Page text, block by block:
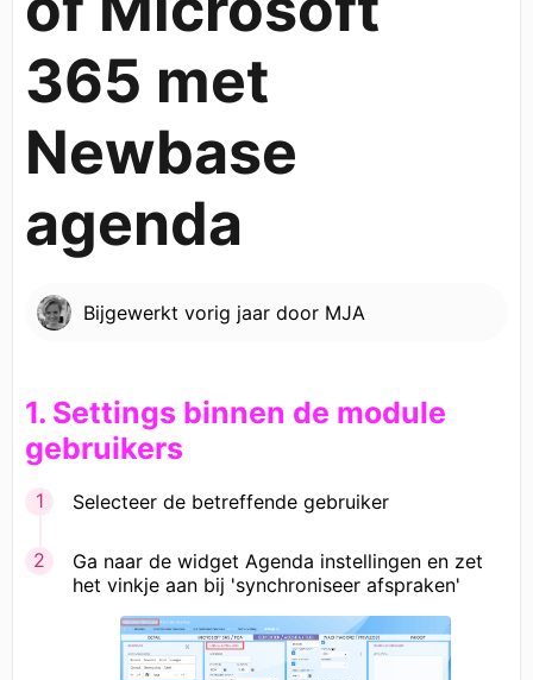
365 met
Newbase
agenda
Bijgewerkt vorig jaar door MJA
1. Settings binnen de module
gebruikers
Selecteer de betreffende gebruiker
Ga naar de widget Agenda instellingen en zet
het vinkje aan bij 'synchroniseer afspraken'